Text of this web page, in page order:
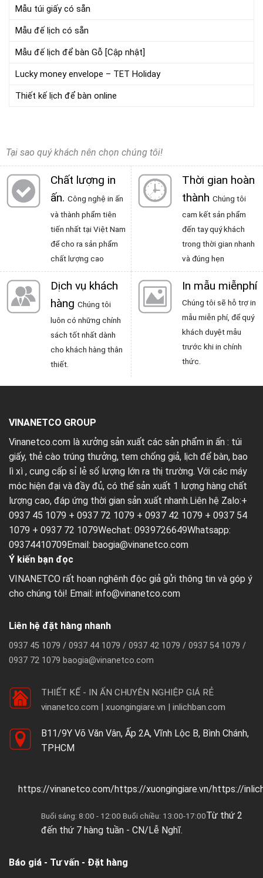
Mẫu túi giấy có sẵn
Mẫu đế lịch có sẵn
Mẫu đế lịch để bàn Gỗ [Cập nhật]
Lucky money envelope – TET Holiday
Thiết kế lịch để bàn online
Tại sao quý khách nên chọn chúng tôi!
Chất lượng in
ấn. Công nghệ in ấn
và thành phẩm tiên
tiến nhất tại Việt Nam
để cho ra sản phẩm
chất lượng cao
Thời gian hoàn
thành Chúng tôi
cam kết sản phẩm
đến tay quý khách
trong thời gian nhanh
và đúng hẹn
Dịch vụ khách
hàng Chúng tôi
luôn có những chính
sách tốt nhất dành
cho khách hàng thân
thiết.
In mẫu miễnphí
Chúng tôi sẽ hỗ trợ in
mẫu miễn phí, để quý
khách duyệt mẫu
trước khi in chính
thức.
VINANETCO GROUP
Vinanetco.com là xưởng sản xuất các sản phẩm in ấn : túi
giấy, thẻ cào trúng thưởng, tem chống giả, lịch để bàn, bao
lì xì , cung cấp sỉ lẻ số lượng lớn ra thị trường. Với các máy
móc hiện đại và đầy đủ, có thể sản xuất 1 lượng hàng chất
lượng cao, đáp ứng thời gian sản xuất nhanh.Liên hệ Zalo:+
0937 45 1079 + 0937 72 1079 + 0937 42 1079 + 0937 54
1079 + 0937 72 1079Wechat: 0939726649Whatsapp:
09374410709Email: baogia@vinanetco.com
Ý kiến bạn đọc
VINANETCO rất hoan nghênh độc giả gửi thông tin và góp ý
cho chúng tôi! Email: info@vinanetco.com
Liên hệ đặt hàng nhanh
0937 45 1079 / 0937 44 1079 / 0937 42 1079 / 0937 54 1079 /
0937 72 1079 baogia@vinanetco.com
THIẾT KẾ - IN ẤN CHUYÊN NGHIỆP GIÁ RẺ
vinanetco.com | xuongingiare.vn | inlichban.com
B11/9Y Võ Văn Vân, Ấp 2A, Vĩnh Lộc B, Bình Chánh,
TPHCM
https://vinanetco.com/https://xuongingiare.vn/https://
Buổi sáng: 8:00 - 12:00 Buổi chiều: 13:00-17:00Từ thứ 2
đến thứ 7 hàng tuần - CN/Lễ Nghĩ.
Báo giá - Tư vấn - Đặt hàng